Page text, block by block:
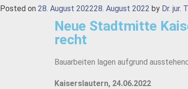
Posted on 28. August 202228. August 2022 by Dr. jur.
Neue Stadtmitte
recht
Bauarbeiten lagen aufgrund
Kaiserslautern, 24.06.2022